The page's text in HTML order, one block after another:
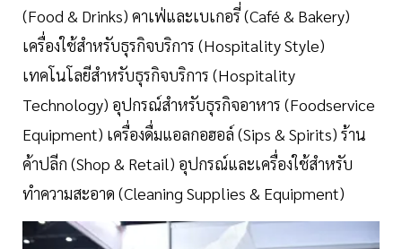
(Food & Drinks) คาเฟ่และเบเกอรี่ (Café & Bakery)
เครื่องใช้สำหรับธุรกิจบริการ (Hospitality Style)
เทคโนโลยีสำหรับธุรกิจบริการ (Hospitality
Technology) อุปกรณ์สำหรับธุรกิจอาหาร (Foodservice
Equipment) เครื่องดื่มแอลกอฮอล์ (Sips & Spirits) ร้าน
ค้าปลีก (Shop & Retail) อุปกรณ์และเครื่องใช้สำหรับ
ทำความสะอาด (Cleaning Supplies & Equipment)